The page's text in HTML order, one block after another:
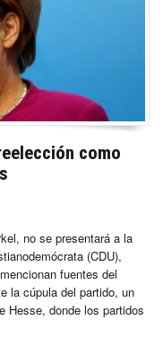
como
no se presentará a la
(CDU),
fuentes del
la cúpula del partido, un
Hesse, donde los partidos